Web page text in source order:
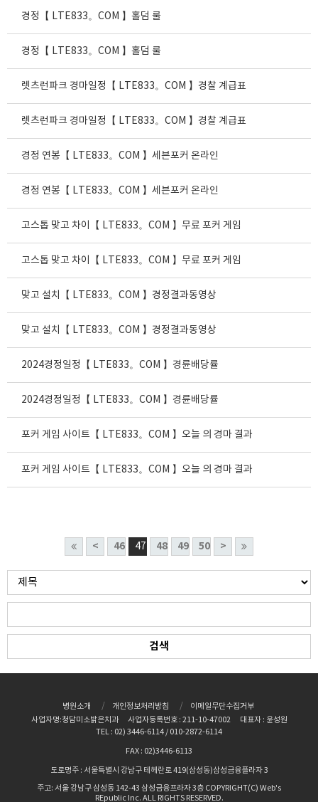
경정【 LTE833。COM 】홀덤 룰
경정【 LTE833。COM 】홀덤 룰
렛츠런파크 경마일정【 LTE833。COM 】경찰 계급표
렛츠런파크 경마일정【 LTE833。COM 】경찰 계급표
경정 연봉【 LTE833。COM 】세븐포커 온라인
경정 연봉【 LTE833。COM 】세븐포커 온라인
고스톱 맞고 차이【 LTE833。COM 】무료 포커 게임
고스톱 맞고 차이【 LTE833。COM 】무료 포커 게임
맞고 설치【 LTE833。COM 】경정결과동영상
맞고 설치【 LTE833。COM 】경정결과동영상
2024경정일정【 LTE833。COM 】경륜배당률
2024경정일정【 LTE833。COM 】경륜배당률
포커 게임 사이트【 LTE833。COM 】오늘 의 경마 결과
포커 게임 사이트【 LTE833。COM 】오늘 의 경마 결과
< 46 47 48 49 50 >
병원소개 개인정보처리방침
이메일무단수집거부
사업자명:청담미소밝은치과
사업자등록번호 : 211-10-47002
대표자 : 윤성원
TEL : 02) 3446-6114 / 010-2872-6114
FAX : 02)3446-6113
도로명주 : 서울특별시 강남구 테헤란로 419(삼성동)삼성금융플라자 3
주고: 서울 강남구 삼성동 142-43 삼성금융프라자 3층 COPYRIGHT(C) Web's
REpublic Inc. ALL RIGHTS RESERVED.